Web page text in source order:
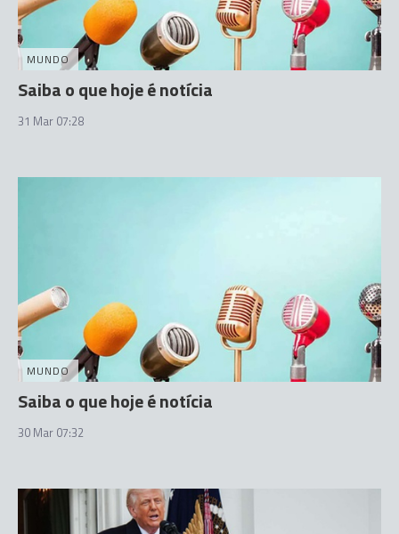
MUNDO
Saiba o que hoje é notícia
31 Mar 07:28
MUNDO
Saiba o que hoje é notícia
30 Mar 07:32